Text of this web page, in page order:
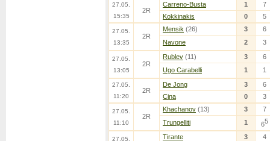
27.05.
15:35
2R
Carreno-Busta 1
7
Kokkinakis
0 5
27.05.
13:35
2R
Mensik (26) 3
6
Navone
2 3
27.05.
13:05
2R
Rublev (11) 3
6
Ugo Carabelli
1 1
27.05.
11:20
2R
De Jong 3
6
Cina
0 3
27.05.
11:10
2R
Khachanov (13) 3
7
Trungelliti
1 65
27.05.
Tirante 3
4